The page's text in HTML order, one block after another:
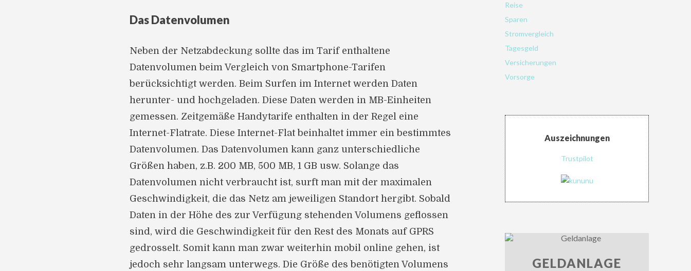
Das Datenvolumen
Neben der Netzabdeckung sollte das im Tarif enthaltene
Datenvolumen beim Vergleich von Smartphone-Tarifen
berücksichtigt werden. Beim Surfen im Internet werden Daten
herunter- und hochgeladen. Diese Daten werden in MB-Einheiten
gemessen. Zeitgemäße Handytarife enthalten in der Regel eine
Internet-Flatrate. Diese Internet-Flat beinhaltet immer ein bestimmtes
Datenvolumen. Das Datenvolumen kann ganz unterschiedliche
Größen haben, z.B. 200 MB, 500 MB, 1 GB usw. Solange das
Datenvolumen nicht verbraucht ist, surft man mit der maximalen
Geschwindigkeit, die das Netz am jeweiligen Standort hergibt. Sobald
Daten in der Höhe des zur Verfügung stehenden Volumens geflossen
sind, wird die Geschwindigkeit für den Rest des Monats auf GPRS
gedrosselt. Somit kann man zwar weiterhin mobil online gehen, ist
jedoch sehr langsam unterwegs. Die Größe des benötigten Volumens
Reise
Sparen
Stromvergleich
Tagesgeld
Versicherungen
Vorsorge
Auszeichnungen
Trustpilot
GELDANLAGE